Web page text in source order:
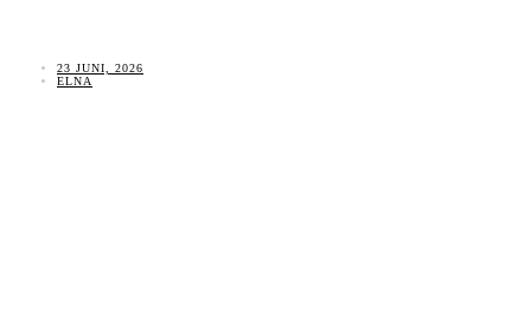
23 JUNI, 2026
ELNA